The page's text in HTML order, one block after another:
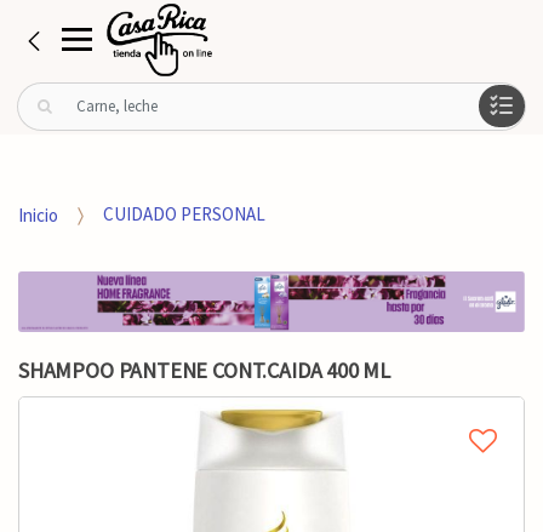
B
u
r
o
Inicio CUIDADO PERSONAL
SHAMPOO PANTENE CONT.CAIDA 400 ML